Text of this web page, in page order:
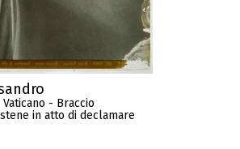
- Braccio
in atto di declamare